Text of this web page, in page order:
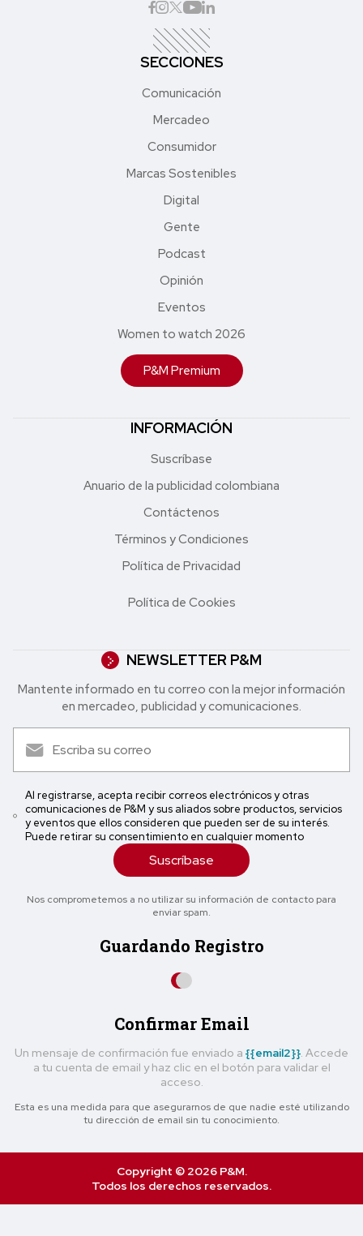
SECCIONES
Comunicación
Mercadeo
Consumidor
Marcas Sostenibles
Digital
Gente
Podcast
Opinión
Eventos
Women to watch 2026
P&M Premium
INFORMACIÓN
Suscríbase
Anuario de la publicidad colombiana
Contáctenos
Términos y Condiciones
Política de Privacidad
Política de Cookies
NEWSLETTER P&M
Mantente informado en tu correo con la mejor in formación
en mercadeo, publicidad y comunicaciones.
Al registrarse, acepta recibir correos electrónicos y otras
comunicaciones de P&M y sus aliados sobre productos, servicios
y eventos que ellos consideren que pueden ser de su interés.
Puede retirar su consentimiento en cualquier momento
Suscríbase
Nos comprometemos a no utilizar su información de contacto para
enviar spam.
Guardando Registro
Confirmar Email
Un mensaje de confirmación fue enviado a {{email2}} . Accede
a tu cuenta de email y haz clic en el botón para validar el
acceso.
Esta es una medida para que asegurarnos de que nadie esté utilizando
tu dirección de email sin tu conocimiento.
Copyright © 2026 P&M.
Todos los derechos reservados.